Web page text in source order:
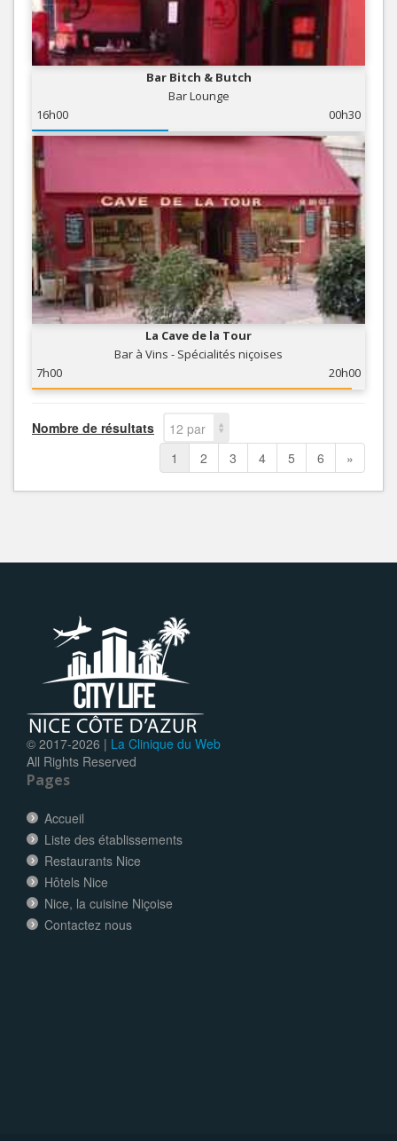
Bar Bitch & Butch
Bar Lounge
16h00
00h30
La Cave de la Tour
Bar à Vins - Spécialités niçoises
7h00
20h00
Nombre de résultats
12 par
page
1 2 3 4 5 6 »
© 2017-2026 | La Clinique du Web
All Rights Reserved
Pages
Accueil
Liste des établissements
Restaurants Nice
Hôtels Nice
Nice, la cuisine Niçoise
Contactez nous